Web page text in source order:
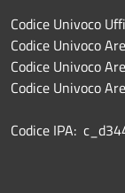
Codice Univoco
Codice Univoco
Codice Univoco
Codice Univoco
Codice IPA: